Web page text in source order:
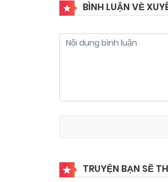
BÌNH LUẬN VỀ
TRUYỆN BẠN SẼ